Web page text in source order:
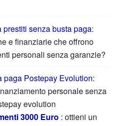
senza busta paga:
e finanziarie che offrono
personali senza garanzie?
paga Postepay Evolution:
personale senza
evolution
3000 Euro : ottieni un